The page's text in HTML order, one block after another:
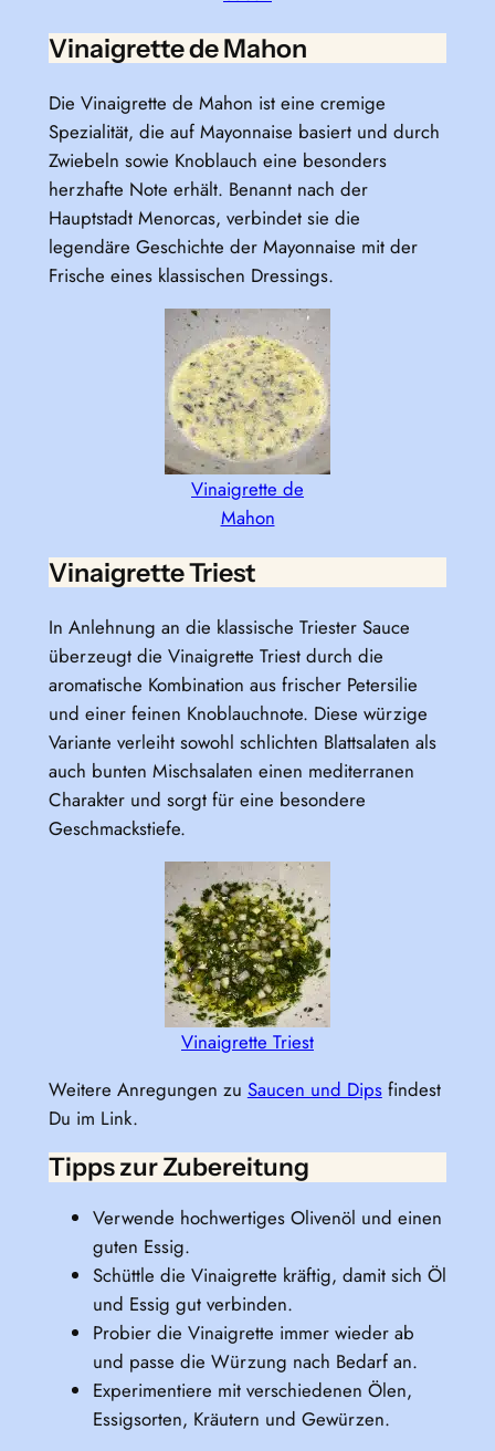
Vinaigrette de Mahon
Die Vinaigrette de Mahon ist eine cremige
Spezialität, die auf Mayonnaise basiert und durch
Zwiebeln sowie Knoblauch eine besonders
herzhafte Note erhält. Benannt nach der
Hauptstadt Menorcas, verbindet sie die
legendäre Geschichte der Mayonnaise mit der
Frische eines klassischen Dressings.
Vinaigrette de
Mahon
Vinaigrette Triest
In Anlehnung an die klassische Triester Sauce
überzeugt die Vinaigrette Triest durch die
aromatische Kombination aus frischer Petersilie
und einer feinen Knoblauchnote. Diese würzige
Variante verleiht sowohl schlichten Blattsalaten als
auch bunten Mischsalaten einen mediterranen
Charakter und sorgt für eine besondere
Geschmackstiefe.
Vinaigrette Triest
Weitere Anregungen zu Saucen und Dipsfindest
Du im Link.
Tipps zur Zubereitung
Verwende hochwertiges Olivenöl und einen
guten Essig.
Schüttle die Vinaigrette kräftig, damit sich Öl
und Essig gut verbinden.
Probier die Vinaigrette immer wieder ab
und passe die Würzung nach Bedarf an.
Experimentiere mit verschiedenen Ölen,
Essigsorten, Kräutern und Gewürzen.